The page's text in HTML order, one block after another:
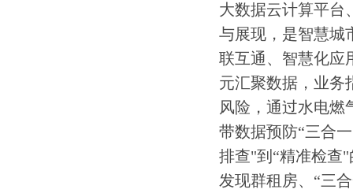
大数据云计算平台
与展现，是智慧城
联互通、智慧化应
元汇聚数据，业务
风险，通过水电燃
带数据预防“三合
排查"到“精准检查
发现群租房、“三